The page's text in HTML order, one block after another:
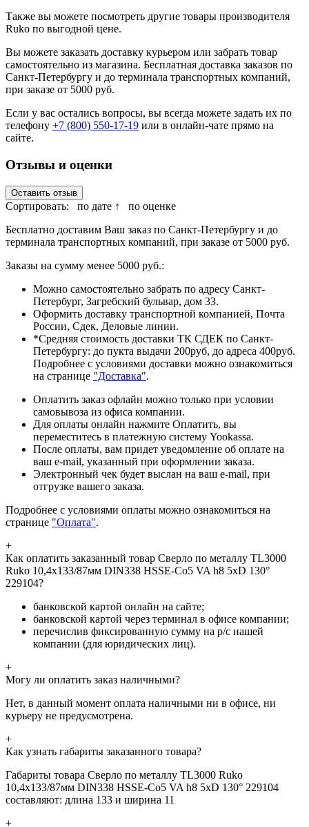
Также вы можете посмотреть другие товары производителя
Ruko по выгодной цене.
Вы можете заказать доставку курьером или забрать товар
самостоятельно из магазина. Бесплатная доставка заказов по
Санкт-Петербургу и до терминала транспортных компаний,
при заказе от 5000 руб.
Если у вас остались вопросы, вы всегда можете задать их по
телефону +7 (800) 550-17-19 или в онлайн-чате прямо на
сайте.
Отзывы и оценки
Оставить отзыв
Сортировать: по дате ↑
по оценке
Бесплатно доставим Ваш заказ по Санкт-Петербургу и до
терминала транспортных компаний, при заказе от 5000 руб.
Заказы на сумму менее 5000 руб.:
Можно самостоятельно забрать по адресу Санкт-
Петербург, Загребский бульвар, дом 33.
Оформить доставку транспортной компанией, Почта
России, Сдек, Деловые линии.
*Средняя стоимость доставки ТК СДЕК по Санкт-
Петербургу: до пукта выдачи 200руб, до адреса 400руб.
Подробнее с условиями доставки можно ознакомиться
на странице "Доставка".
Оплатить заказ офлайн можно только при условии
самовывоза из офиса компании.
Для оплаты онлайн нажмите Оплатить, вы
переместитесь в платежную систему Yookassa.
После оплаты, вам придет уведомление об оплате на
ваш e-mail, указанный при оформлении заказа.
Электронный чек будет выслан на ваш e-mail, при
отгрузке вашего заказа.
Подробнее с условиями оплаты можно ознакомиться на
странице "Оплата".
+
Как оплатить заказанный товар Сверло по металлу TL3000
Ruko 10,4x133/87мм DIN338 HSSE-Co5 VA h8 5xD 130°
229104?
банковской картой онлайн на сайте;
банковской картой через терминал в офисе компании;
перечислив фиксированную сумму на р/с нашей
компании (для юридических лиц).
+
Могу ли оплатить заказ наличными?
Нет, в данный момент оплата наличными ни в офисе, ни
курьеру не предусмотрена.
+
Как узнать габариты заказанного товара?
Габариты товара Сверло по металлу TL3000 Ruko
10,4x133/87мм DIN338 HSSE-Co5 VA h8 5xD 130° 229104
составляют: длина 133 и ширина 11
+